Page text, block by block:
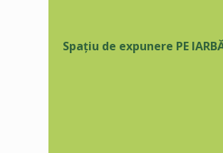
Spațiu de expunere PE